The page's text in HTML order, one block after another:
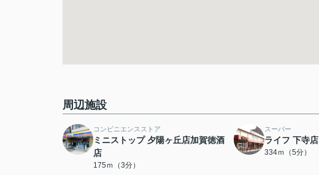
周辺施設
コンビニエンスストア
ミニストップ 夕陽ヶ丘店加賀徳酒
店
175ｍ（3分）
スーパー
ライフ 下寺店
334ｍ（5分）